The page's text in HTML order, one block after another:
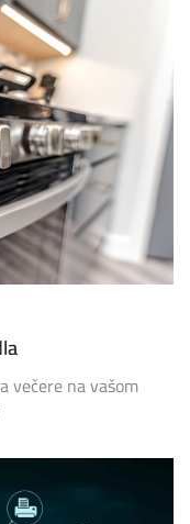
večere na vašom